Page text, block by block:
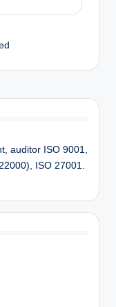
auditor ISO 9001,
ISO 27001.